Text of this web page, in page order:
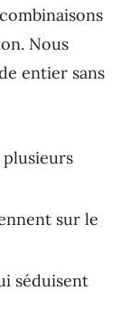
Nous
entier sans
sur le
séduisent